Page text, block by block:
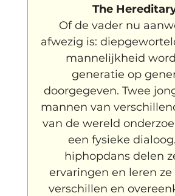
The
Of de vader nu
afwezig is:
mannelijkheid
generatie op
doorgegeven. Twee
mannen van
van de wereld
een fysieke
hiphopdans delen
ervaringen en leren
verschillen en